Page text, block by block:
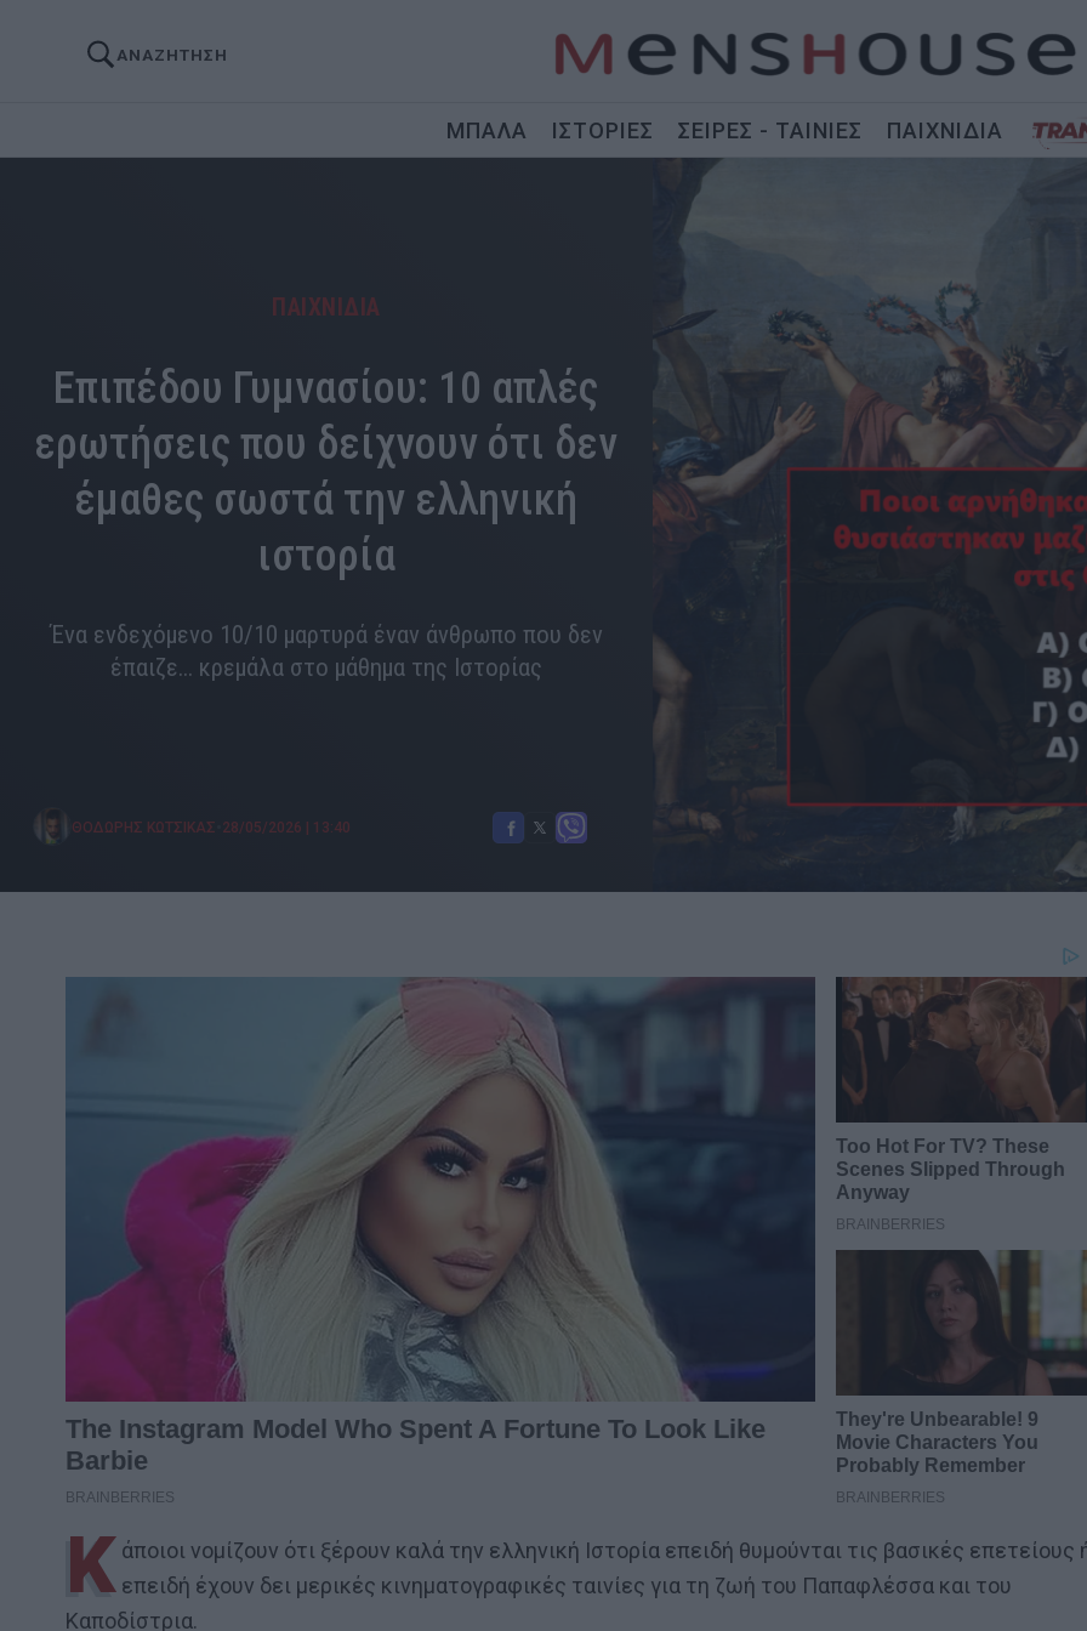
ΑΝΑΖΗΤΗΣΗ
ΜΠΑΛΑ ΙΣΤΟΡΙΕΣ ΣΕΙΡΕΣ - ΤΑΙΝΙΕΣ ΠΑΙΧΝΙΔΙΑ
ΠΑΙΧΝΙΔΙΑ
Επιπέδου Γυμνασίου: 10 απλές
ερωτήσεις που δείχνουν ότι δεν
έμαθες σωστά την ελληνική
ιστορία
Ένα ενδεχόμενο 10/10 μαρτυρά έναν άνθρωπο που δεν
έπαιζε... κρεμάλα στο μάθημα της Ιστορίας
ΘΟΔΩΡΗΣ ΚΩΤΣΙΚΑΣ 28/05/2026 | 13:40
Κ άποιοι νομίζουν ότι ξέρουν καλά την ελληνική Ιστορία επειδή θυμούνται τις βασικές επετείους
επειδή έχουν δει μερικές κινηματογραφικές ταινίες για τη ζωή του Παπαφλέσσα και του
Καποδίστρια.